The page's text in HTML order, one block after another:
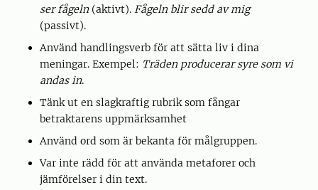
ser fågeln (aktivt). Fågeln blir sedd av mig
(passivt).
Använd handlingsverb för att sätta liv i dina
meningar. Exempel: Träden producerar syre som vi
andas in.
Tänk ut en slagkraftig rubrik som fångar
betraktarens uppmärksamhet
Använd ord som är bekanta för målgruppen.
Var inte rädd för att använda metaforer och
jämförelser i din text.